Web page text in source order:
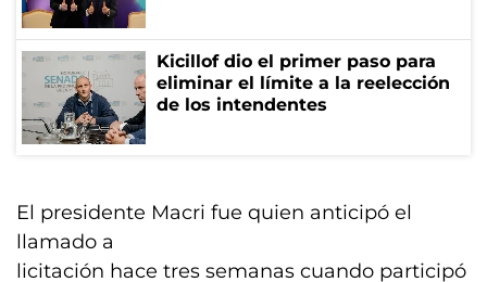
Kicillof dio el primer paso para
eliminar el límite a la reelección
de los intendentes
El presidente Macri fue quien anticipó el
llamado a
licitación hace tres semanas cuando participó